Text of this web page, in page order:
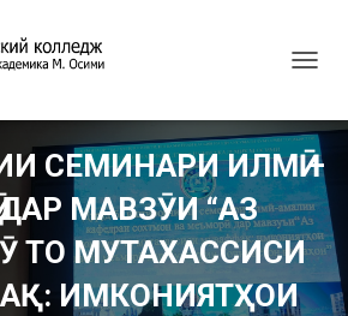
G
G
L
E
N
A
I
G
СЕМИНАРИ ИЛМӢ –
МАВЗӮИ “АЗ
ТО МУТАХАССИСИ
ИМКОНИЯТҲОИ